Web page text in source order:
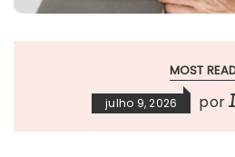
MOST
julho 9, 2026 por